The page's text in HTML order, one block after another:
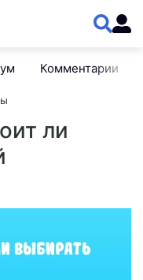
Комментарии
ли